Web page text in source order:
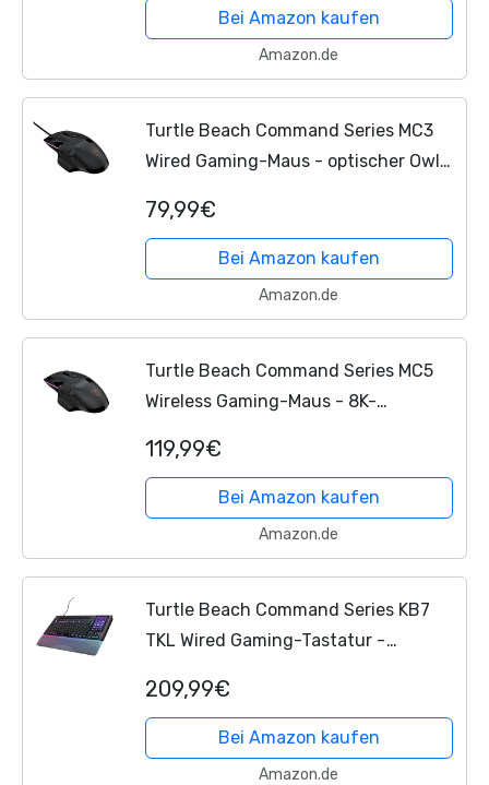
Eye-Sensor mit 30.000 DPI,...
Bei Amazon kaufen
Amazon.de
Turtle Beach Command Series MC3
Wired Gaming-Maus - optischer Owl-
Scrollrad, 1.000-Hz-Abtastrate, Titan
Optical Switches,...
79,99€
Bei Amazon kaufen
Amazon.de
Turtle Beach Command Series MC5
Wireless Gaming-Maus - 8K-
mit 30.000 DPI, 4D-Scrollrad, Titan
Optical Switches,...
119,99€
Bei Amazon kaufen
Amazon.de
Turtle Beach Command Series KB7
TKL Wired Gaming-Tastatur -
Touchscreen, Flache Titan-Hall-
Effekt-Schalter, 8K-Abrufrate,...
209,99€
Bei Amazon kaufen
Amazon.de